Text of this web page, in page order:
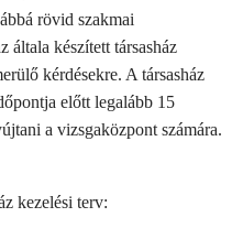
rövid szakmai
általa készített társasház
kérdésekre. A társasház
előtt legalább 15
a vizsgaközpont számára.
kezelési terv: